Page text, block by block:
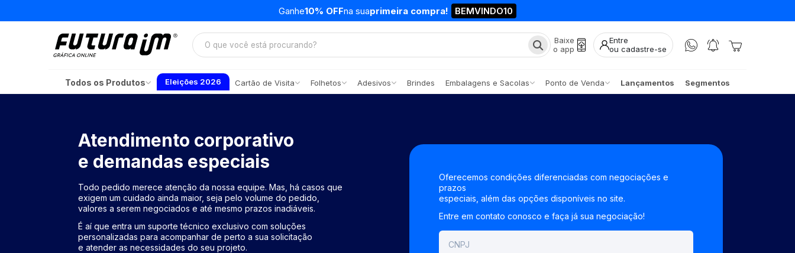
Ganhe10% OFFna suaprimeira compra! BEMVINDO10
Baixe
o app
Entre
ou cadastre-se
Todos os Produtos Eleições 2026 Cartão de Visita Folhetos Adesivos Brindes Embalagens e Sacolas Ponto de Venda Lançamentos Segmentos
Atendimento corporativo
e demandas especiais
Todo pedido merece atenção da nossa equipe. Mas, há casos que
exigem um cuidado ainda maior, seja pelo volume do pedido,
valores a serem negociados e até mesmo prazos inadiáveis.
É aí que entra um suporte técnico exclusivo com soluções
personalizadas para acompanhar de perto a sua solicitação
e atender as necessidades do seu projeto.
Oferecemos condições diferenciadas com negociações e
prazos
especiais, além das opções disponíveis no site.
Entre em contato conosco e faça já sua negociação!